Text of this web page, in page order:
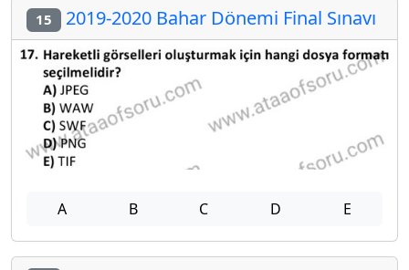
15 2019-2020 Bahar Dönemi Final Sınavı
A B C D E